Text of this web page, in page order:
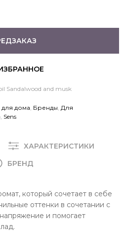
Sandalwood and musk
дома Бренды Для
Sens
ХАРАКТЕРИСТИКИ
БРЕНД
который сочетает в себе
оттенки в сочетании с
и помогает